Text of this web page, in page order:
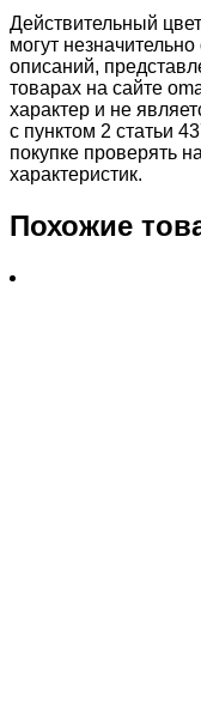
Действительный
могут
описаний,
товарах на сайте
характер и не
с пунктом 2 статьи
покупке проверять
характеристик.
Похожие